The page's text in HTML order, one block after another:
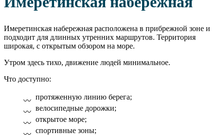
Имеретинская набережная расположена в прибрежной зоне и
подходит для длинных утренних маршрутов. Территория
широкая, с открытым обзором на море.
Утром здесь тихо, движение людей минимальное.
Что доступно:
протяженную линию берега;
велосипедные дорожки;
открытое море;
спортивные зоны;